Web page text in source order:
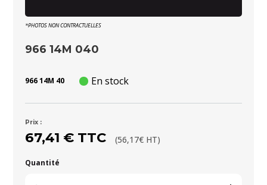
*PHOTOS NON CONTRACTUELLES
966 14M 040
966 14M 40 En stock
Prix :
67,41 € TTC (56,17€ HT)
Quantité